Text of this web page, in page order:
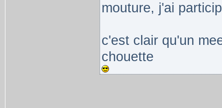
mouture, j'ai
c'est clair qu'un
chouette